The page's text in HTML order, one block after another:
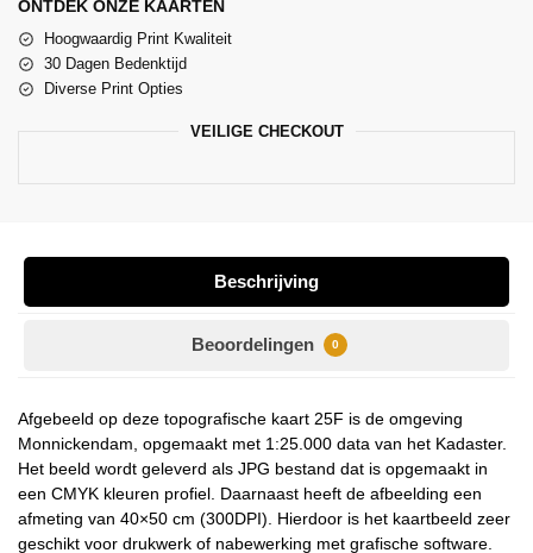
ONTDEK ONZE KAARTEN
Hoogwaardig Print Kwaliteit
30 Dagen Bedenktijd
Diverse Print Opties
VEILIGE CHECKOUT
Beschrijving
Beoordelingen 0
Afgebeeld op deze topografische kaart 25F is de omgeving
Monnickendam, opgemaakt met 1:25.000 data van het Kadaster.
Het beeld wordt geleverd als JPG bestand dat is opgemaakt in
een CMYK kleuren profiel. Daarnaast heeft de afbeelding een
afmeting van 40×50 cm (300DPI). Hierdoor is het kaartbeeld zeer
geschikt voor drukwerk of nabewerking met grafische software.